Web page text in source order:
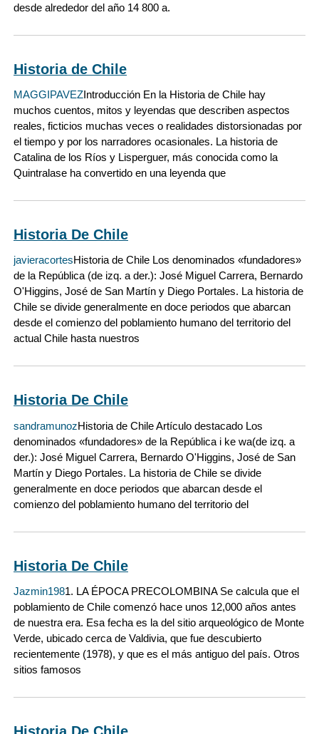
desde alrededor del año 14 800 a.
Historia de Chile
MAGGIPAVEZIntroducción En la Historia de Chile hay
muchos cuentos, mitos y leyendas que describen aspectos
reales, ficticios muchas veces o realidades distorsionadas por
el tiempo y por los narradores ocasionales. La historia de
Catalina de los Ríos y Lisperguer, más conocida como la
Quintralase ha convertido en una leyenda que
Historia De Chile
javieracortesHistoria de Chile Los denominados «fundadores»
de la República (de izq. a der.): José Miguel Carrera, Bernardo
O'Higgins, José de San Martín y Diego Portales. La historia de
Chile se divide generalmente en doce periodos que abarcan
desde el comienzo del poblamiento humano del territorio del
actual Chile hasta nuestros
Historia De Chile
sandramunozHistoria de Chile Artículo destacado Los
denominados «fundadores» de la República i ke wa(de izq. a
der.): José Miguel Carrera, Bernardo O'Higgins, José de San
Martín y Diego Portales. La historia de Chile se divide
generalmente en doce periodos que abarcan desde el
comienzo del poblamiento humano del territorio del
Historia De Chile
Jazmin1981. LA ÉPOCA PRECOLOMBINA Se calcula que el
poblamiento de Chile comenzó hace unos 12,000 años antes
de nuestra era. Esa fecha es la del sitio arqueológico de Monte
Verde, ubicado cerca de Valdivia, que fue descubierto
recientemente (1978), y que es el más antiguo del país. Otros
sitios famosos